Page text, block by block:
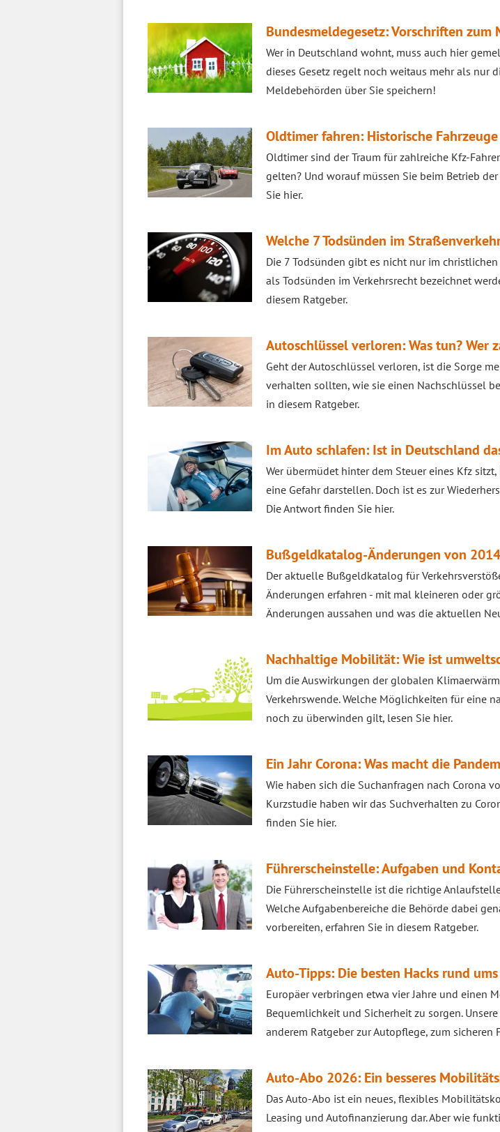
Bundesmeldegesetz: Vorschriften zum
Wer in Deutschland wohnt, muss auch hier
dieses Gesetz regelt noch weitaus mehr als nur
Meldebehörden über Sie speichern!
Oldtimer fahren: Historische
Oldtimer sind der Traum für zahlreiche Kfz-
gelten? Und worauf müssen Sie beim Betrieb
Sie hier.
Welche 7 Todsünden im
Die 7 Todsünden gibt es nicht nur im
als Todsünden im Verkehrsrecht bezeichnet
diesem Ratgeber.
Autoschlüssel verloren: Was tun? Wer
Geht der Autoschlüssel verloren, ist die Sorge
verhalten sollten, wie sie einen Nachschlüssel
in diesem Ratgeber.
Im Auto schlafen: Ist in Deutschland
Wer übermüdet hinter dem Steuer eines Kfz
eine Gefahr darstellen. Doch ist es zur
Die Antwort finden Sie hier.
Bußgeldkatalog-Änderungen von
Der aktuelle Bußgeldkatalog für
Änderungen erfahren - mit mal kleineren oder
Änderungen aussahen und was die aktuellen
Nachhaltige Mobilität: Wie ist
Um die Auswirkungen der globalen
Verkehrswende. Welche Möglichkeiten für eine
noch zu überwinden gilt, lesen Sie hier.
Ein Jahr Corona: Was macht die
Wie haben sich die Suchanfragen nach Corona
Kurzstudie haben wir das Suchverhalten zu
finden Sie hier.
Führerscheinstelle: Aufgaben und
Die Führerscheinstelle ist die richtige
Welche Aufgabenbereiche die Behörde dabei
vorbereiten, erfahren Sie in diesem Ratgeber.
Auto-Tipps: Die besten Hacks rund
Europäer verbringen etwa vier Jahre und einen
Bequemlichkeit und Sicherheit zu sorgen.
anderem Ratgeber zur Autopflege, zum sicheren
Auto-Abo 2026: Ein besseres
Das Auto-Abo ist ein neues, flexibles
Leasing und Autofinanzierung dar. Aber wie